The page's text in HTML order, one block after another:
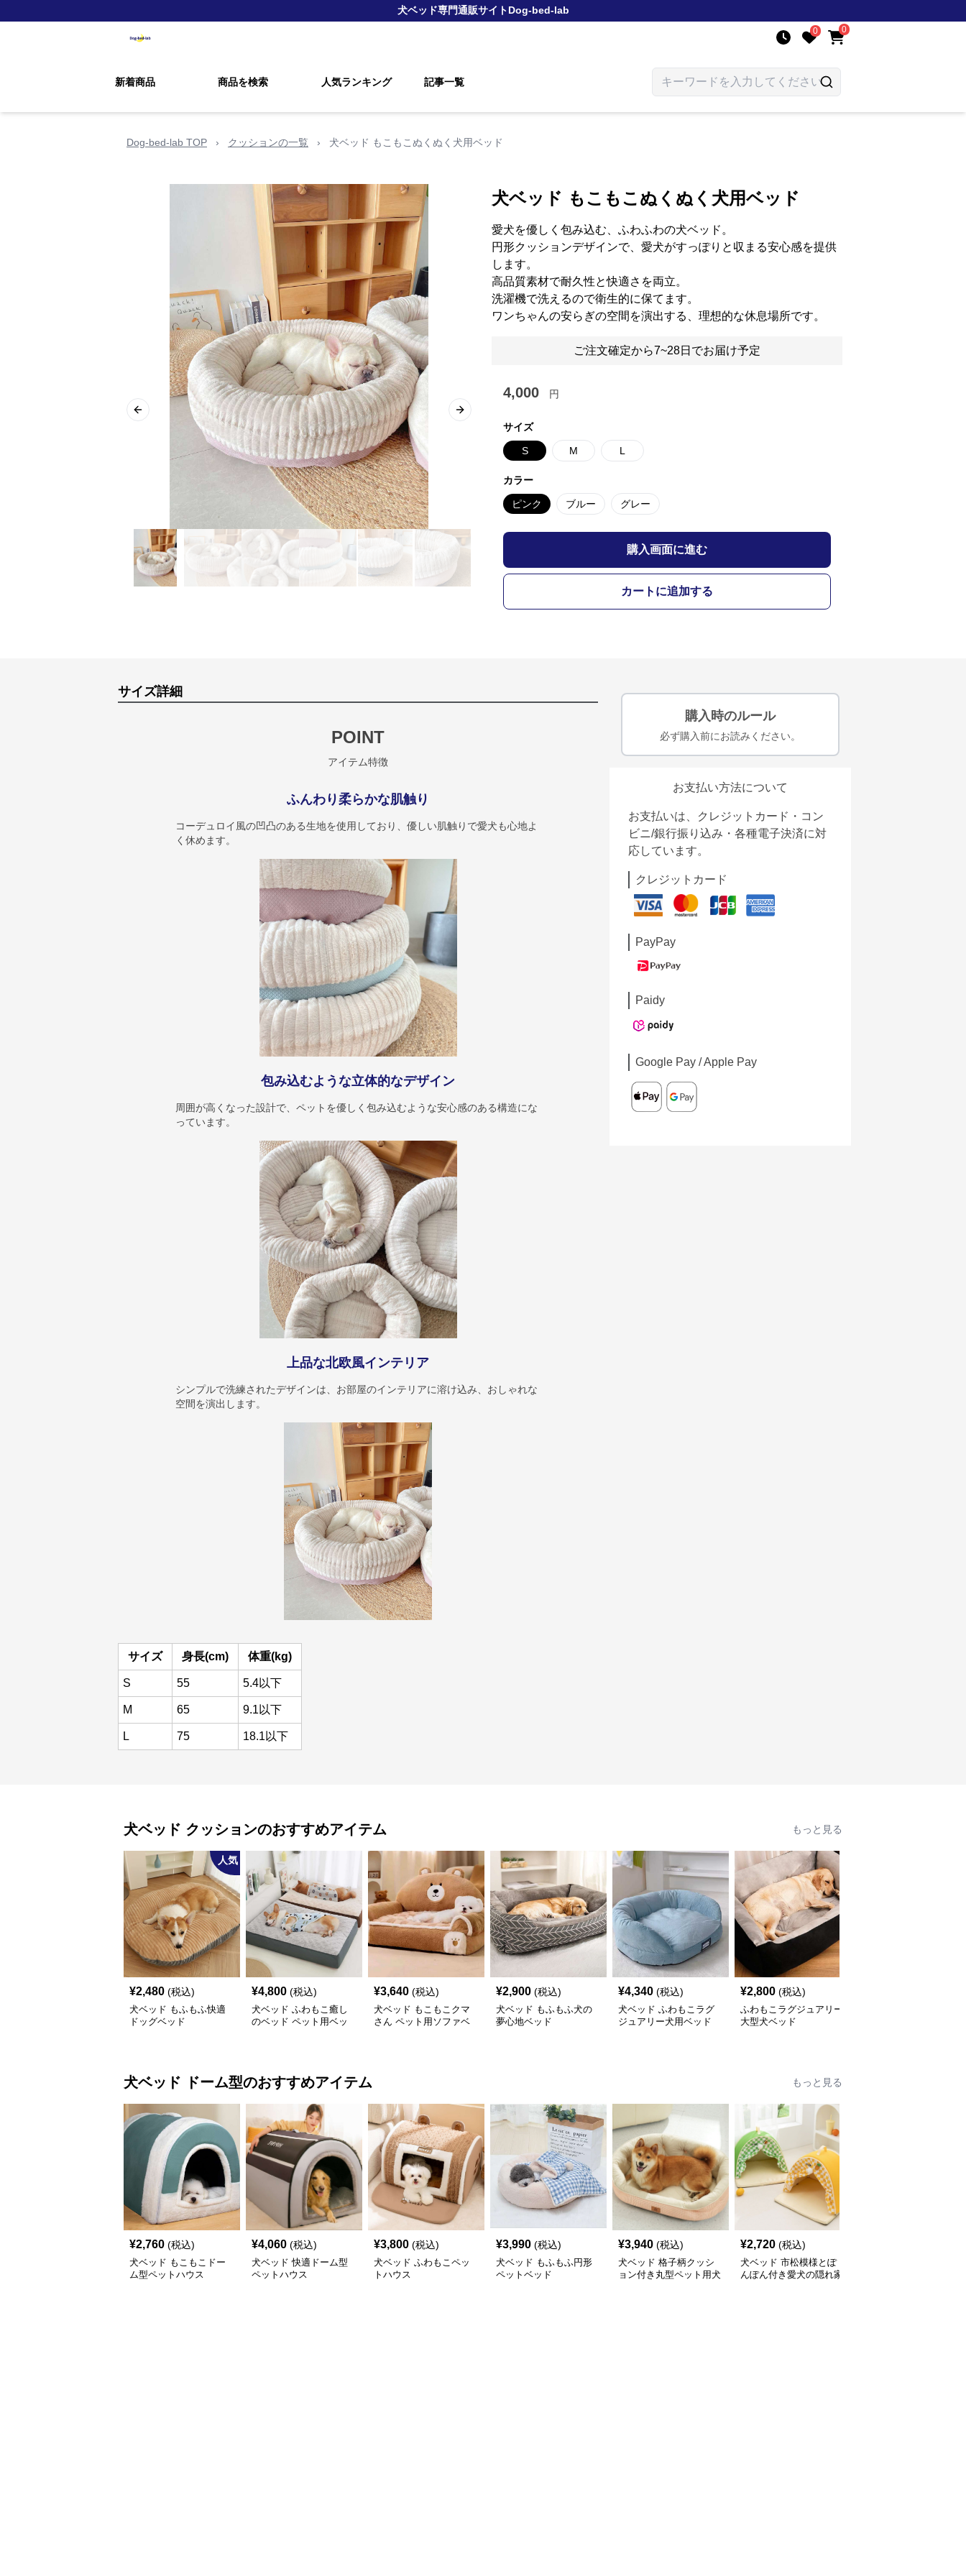
犬ベッド専門通販サイトDog-bed-lab
0 0
新着商品 商品を検索 人気ランキング 記事一覧
Dog-bed-lab TOP › クッションの一覧 › 犬ベッド もこもこぬくぬく犬用ベッド
Previous slide Next slide
犬ベッド もこもこぬくぬく犬用ベッド
愛犬を優しく包み込む、ふわふわの犬ベッド。
円形クッションデザインで、愛犬がすっぽりと収まる安心感を提供
します。
高品質素材で耐久性と快適さを両立。
洗濯機で洗えるので衛生的に保てます。
ワンちゃんの安らぎの空間を演出する、理想的な休息場所です。
ご注文確定から7~28日でお届け予定
4,000 円
サイズ
S M L
カラー
ピンク ブルー グレー
購入画面に進む
カートに追加する
サイズ詳細
POINT
アイテム特徴
ふんわり柔らかな肌触り
コーデュロイ風の凹凸のある生地を使用しており、優しい肌触りで愛犬も心地よ
く休めます。
包み込むような立体的なデザイン
周囲が高くなった設計で、ペットを優しく包み込むような安心感のある構造にな
っています。
上品な北欧風インテリア
シンプルで洗練されたデザインは、お部屋のインテリアに溶け込み、おしゃれな
空間を演出します。
サイズ 身長(cm) 体重(kg)
S 55 5.4以下
M 65 9.1以下
L 75 18.1以下
購入時のルール
必ず購入前にお読みください。
お支払い方法について
お支払いは、クレジットカード・コン
ビニ/銀行振り込み・各種電子決済に対
応しています。
クレジットカード
PayPay
Paidy
Google Pay / Apple Pay
犬ベッド クッションのおすすめアイテム もっと見る
人気
¥2,480 (税込)
犬ベッド もふもふ快適
ドッグベッド
¥4,800 (税込)
犬ベッド ふわもこ癒し
のベッド ペット用ベッ
¥3,640 (税込)
犬ベッド もこもこクマ
さん ペット用ソファベ
¥2,900 (税込)
犬ベッド もふもふ犬の
夢心地ベッド
¥4,340 (税込)
犬ベッド ふわもこラグ
ジュアリー犬用ベッド
¥2,800 (税込)
ふわもこラグジュアリー
大型犬ベッド
犬ベッド ドーム型のおすすめアイテム もっと見る
¥2,760 (税込)
犬ベッド もこもこドー
ム型ペットハウス
¥4,060 (税込)
犬ベッド 快適ドーム型
ペットハウス
¥3,800 (税込)
犬ベッド ふわもこペッ
トハウス
¥3,990 (税込)
犬ベッド もふもふ円形
ペットベッド
¥3,940 (税込)
犬ベッド 格子柄クッシ
ョン付き丸型ペット用犬
¥2,720 (税込)
犬ベッド 市松模様とぽ
んぽん付き愛犬の隠れ家